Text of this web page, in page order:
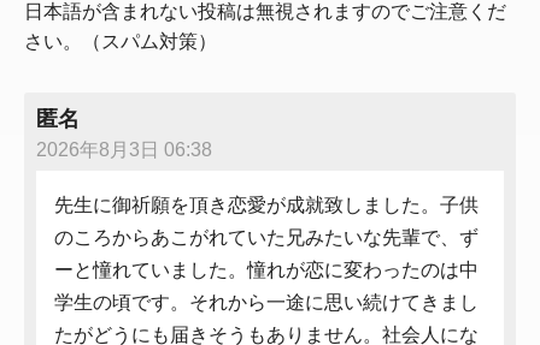
日本語が含まれない投稿は無視されますのでご注意くだ
さい。（スパム対策）
匿名
2026年8月3日 06:38
先生に御祈願を頂き恋愛が成就致しました。子供
のころからあこがれていた兄みたいな先輩で、ず
ーと憧れていました。憧れが恋に変わったのは中
学生の頃です。それから一途に思い続けてきまし
たがどうにも届きそうもありません。社会人にな